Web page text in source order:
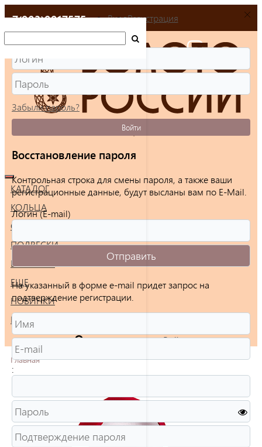
+7(903)9917575
КАТАЛОГ
КОЛЬЦА
СЕРЬГИ
ПОДВЕСКИ
БРАСЛЕТЫ
ЕЩЕ
НОВИНКИ
РАСПРОДАЖА
Войти
Главная
ВходРегистрация
Забыли пароль?
Войти
Восстановление пароля
Контрольная строка для смены пароля, а также ваши
регистрационные данные, будут высланы вам по E-Mail.
Логин (E-mail)
На указанный в форме e-mail придет запрос на
подтверждение регистрации.
: